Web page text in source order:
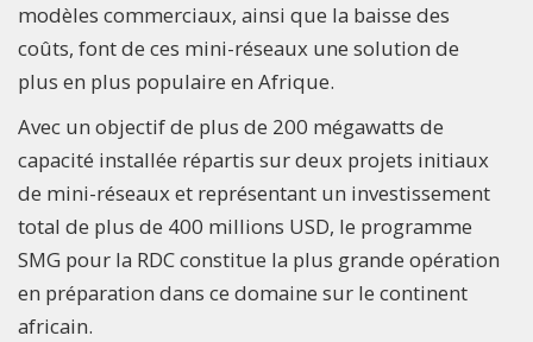
modèles commerciaux, ainsi que la baisse des
coûts, font de ces mini-réseaux une solution de
plus en plus populaire en Afrique.
Avec un objectif de plus de 200 mégawatts de
capacité installée répartis sur deux projets initiaux
de mini-réseaux et représentant un investissement
total de plus de 400 millions USD, le programme
SMG pour la RDC constitue la plus grande opération
en préparation dans ce domaine sur le continent
africain.